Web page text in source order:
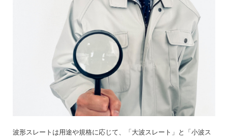
波形スレートは用途や規格に応じて、「大波スレート」と「小波ス